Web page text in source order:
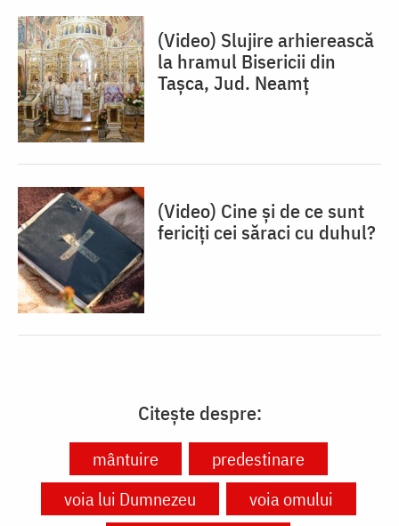
(Video) Slujire arhierească
la hramul Bisericii din
Tașca, Jud. Neamț
(Video) Cine și de ce sunt
fericiți cei săraci cu duhul?
Citește despre:
mântuire
predestinare
voia lui Dumnezeu
voia omului